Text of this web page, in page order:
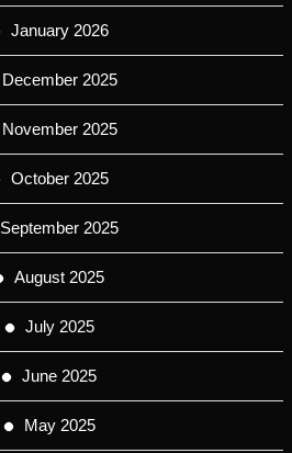
January 2026
December 2025
November 2025
October 2025
September 2025
August 2025
July 2025
June 2025
May 2025